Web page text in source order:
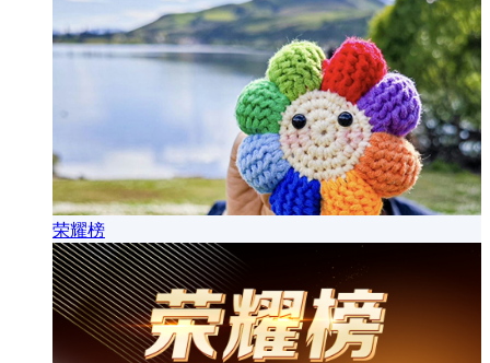
荣耀榜